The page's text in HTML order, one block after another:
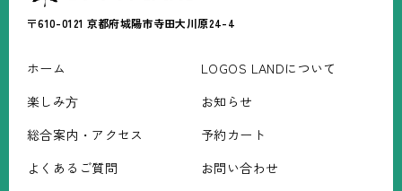
〒610-0121 京都府城陽市寺田大川原24-4
ホーム
LOGOS LANDについて
楽しみ⽅
お知らせ
総合案内・アクセス
予約カート
よくあるご質問
お問い合わせ